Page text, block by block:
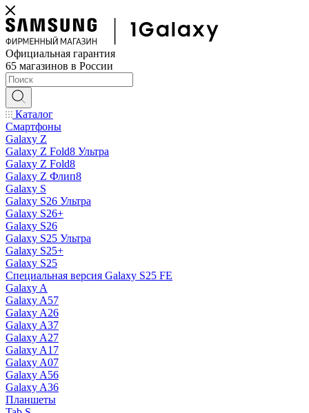
Официальная гарантия
65 магазинов в России
Каталог
Смартфоны
Galaxy Z
Galaxy Z Fold8 Ультра
Galaxy Z Fold8
Galaxy Z Флип8
Galaxy S
Galaxy S26 Ультра
Galaxy S26+
Galaxy S26
Galaxy S25 Ультра
Galaxy S25+
Galaxy S25
Специальная версия Galaxy S25 FE
Galaxy A
Galaxy A57
Galaxy A26
Galaxy A37
Galaxy A27
Galaxy A17
Galaxy A07
Galaxy A56
Galaxy A36
Планшеты